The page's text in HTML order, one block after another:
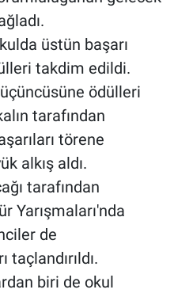
üstün başarı
takdim edildi.
ödülleri
tarafından
törene
alkış aldı.
tarafından
Yarışmaları'nda
de
taçlandırıldı.
biri de okul